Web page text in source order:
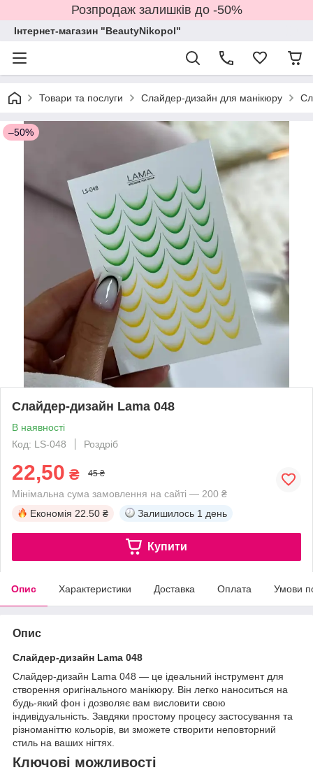
Розпродаж залишків до -50%
Інтернет-магазин "BeautyNikopol"
Товари та послуги Слайдер-дизайн для манікюру
–50%
Слайдер-дизайн Lama 048
В наявності
Код: LS-048
Роздріб
22,50 ₴ 45 ₴
Мінімальна сума замовлення на сайті — 200 ₴
Економія 22.50 ₴ Залишилось 1 день
Купити
Опис Характеристики Доставка Оплата Умови
Опис
Слайдер-дизайн Lama 048
Слайдер-дизайн Lama 048 — це ідеальний інструмент для
створення оригінального манікюру. Він легко наноситься на
будь-який фон і дозволяє вам висловити свою
індивідуальність. Завдяки простому процесу застосування та
різноманіттю кольорів, ви зможете створити неповторний
стиль на ваших нігтях.
Ключові можливості